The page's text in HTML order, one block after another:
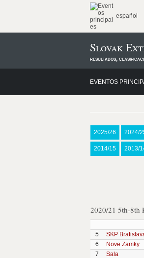
español
Slovak
resultados,
EVENTOS
2025/26 2024/
2014/15 2013/
2020/21 5th-8th
5
SKP
6
Nove Zamky
7
Sala